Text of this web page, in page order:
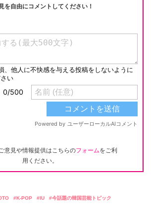
を自由にコメントしてください！
意見や情報提供はこちらのフォームをご利
用ください。
K-POP IU 今話題の韓国芸能トピック